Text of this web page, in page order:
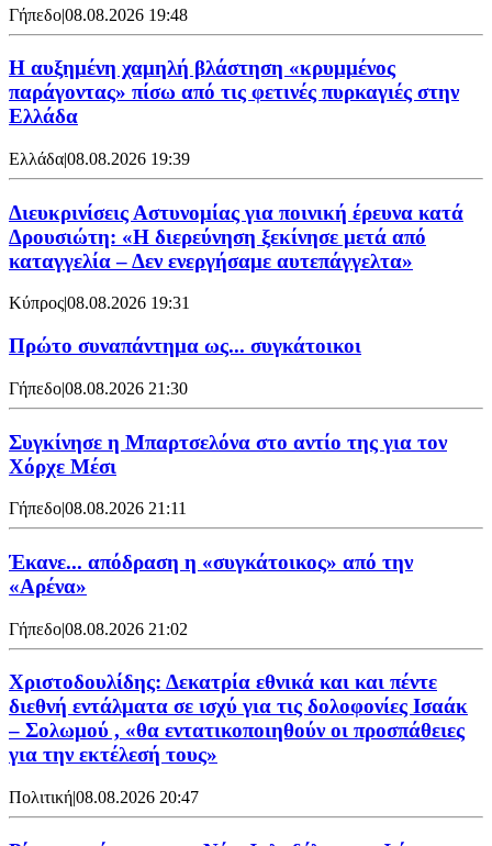
Γήπεδο|08.08.2026 19:48
Η αυξημένη χαμηλή βλάστηση «κρυμμένος
παράγοντας» πίσω από τις φετινές πυρκαγιές στην
Ελλάδα
Ελλάδα|08.08.2026 19:39
Διευκρινίσεις Αστυνομίας για ποινική έρευνα κατά
Δρουσιώτη: «Η διερεύνηση ξεκίνησε μετά από
καταγγελία – Δεν ενεργήσαμε αυτεπάγγελτα»
Κύπρος|08.08.2026 19:31
Πρώτο συναπάντημα ως... συγκάτοικοι
Γήπεδο|08.08.2026 21:30
Συγκίνησε η Μπαρτσελόνα στο αντίο της για τον
Χόρχε Μέσι
Γήπεδο|08.08.2026 21:11
Έκανε... απόδραση η «συγκάτοικος» από την
«Αρένα»
Γήπεδο|08.08.2026 21:02
Χριστοδουλίδης: Δεκατρία εθνικά και και πέντε
διεθνή εντάλματα σε ισχύ για τις δολοφονίες Ισαάκ
– Σολωμού , «θα εντατικοποιηθούν οι προσπάθειες
για την εκτέλεσή τους»
Πολιτική|08.08.2026 20:47